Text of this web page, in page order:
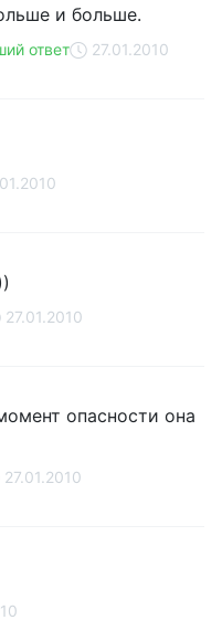
и больше.
ответ 27.01.2010
27.01.2010
опасности она
27.01.2010